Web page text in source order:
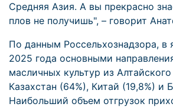
Средняя Азия. А вы прекрасно
плов не получишь", – говорит
По данным Россельхознадзора, в
2025 года основными
масличных культур из
Казахстан (64%), Китай (19,8%) и
Наибольший объем отгрузок